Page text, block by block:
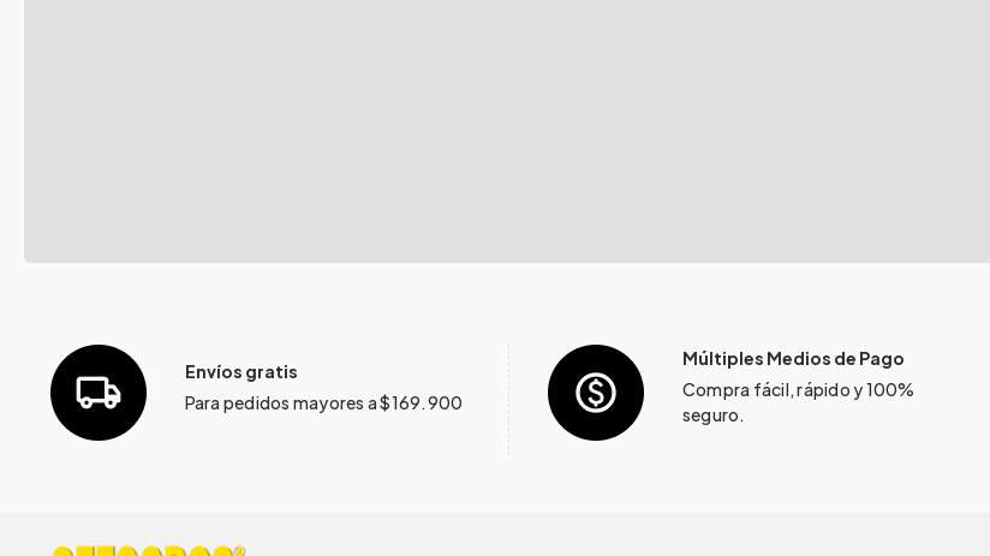
Envíos gratis
Para pedidos mayores a $169.900
Múltiples Medios de Pago
Compra fácil, rápido y 100%
seguro.